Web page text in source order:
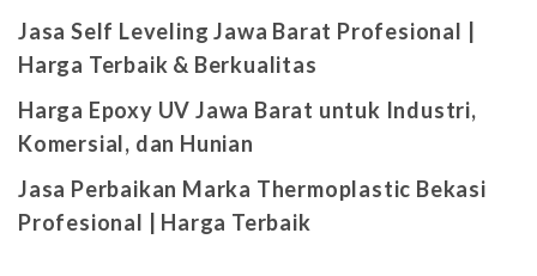
Jasa Self Leveling Jawa Barat Profesional |
Harga Terbaik & Berkualitas
Harga Epoxy UV Jawa Barat untuk Industri,
Komersial, dan Hunian
Jasa Perbaikan Marka Thermoplastic Bekasi
Profesional | Harga Terbaik